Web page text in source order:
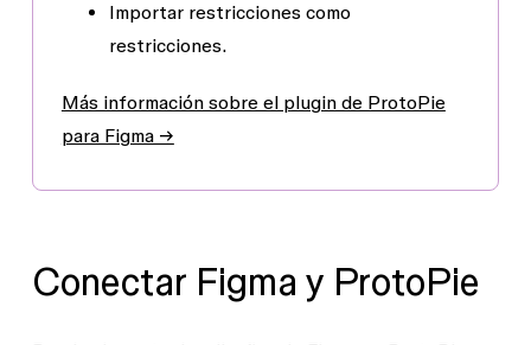
Importar restricciones como
restricciones.
Más información sobre el plugin de ProtoPie
para Figma →
Conectar Figma y ProtoPie